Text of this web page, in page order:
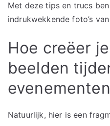
Met deze tips en trucs
indrukwekkende foto’s
Hoe creëer
beelden
Natuurlijk, hier is een